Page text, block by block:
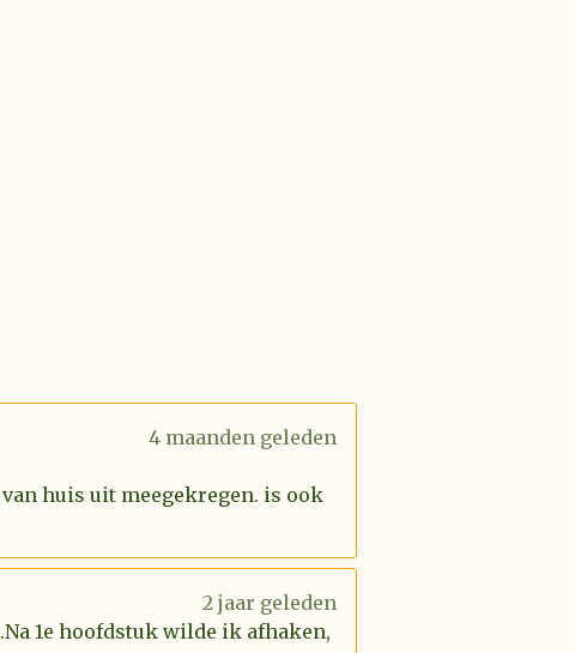
4 maanden geleden
huis uit meegekregen. is ook
2 jaar geleden
1e hoofdstuk wilde ik afhaken,